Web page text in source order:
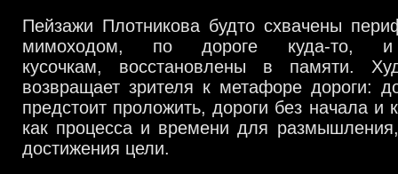
Пейзажи Плотникова будто схвачены
мимоходом, по дороге куда-то,
кусочкам, восстановлены в памяти.
возвращает зрителя к метафоре дороги:
предстоит проложить, дороги без начала и
как процесса и времени для размышления
достижения цели.